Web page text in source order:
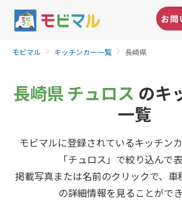
お問
モビマル キッチンカー一覧 長崎県
長崎県 チュロス のキ
一覧
モビマルに登録されているキッチン
「チュロス」で絞り込んで
掲載写真または名前のクリックで、車
の詳細情報を見ることができ